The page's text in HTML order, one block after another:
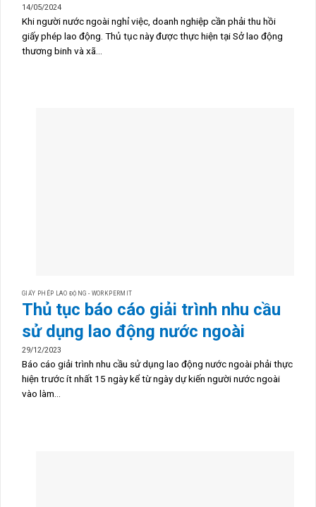
14/05/2024
Khi người nước ngoài nghỉ việc, doanh nghiệp cần phải thu hồi
giấy phép lao động. Thủ tục này được thực hiện tại Sở lao động
thương binh và xã...
GIẤY PHÉP LAO ĐỘNG - WORKPERMIT
Thủ tục báo cáo giải trình nhu cầu
sử dụng lao động nước ngoài
29/12/2023
Báo cáo giải trình nhu cầu sử dụng lao động nước ngoài phải thực
hiện trước ít nhất 15 ngày kể từ ngày dự kiến người nước ngoài
vào làm...